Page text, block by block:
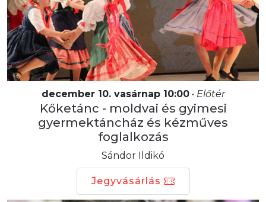
december 10. vasárnap 10:00• Előtér
Kőketánc - moldvai és gyimesi
gyermektáncház és kézműves
foglalkozás
Sándor Ildikó
Jegyvásárlás